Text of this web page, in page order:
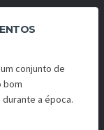
conjunto de
bom
a época.